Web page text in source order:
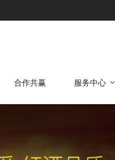
合作共赢 服务中心